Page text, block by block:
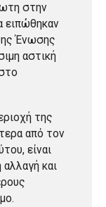
στην
ειπώθηκαν
Ένωσης
αστική
της
από τον
είναι
αλλαγή και